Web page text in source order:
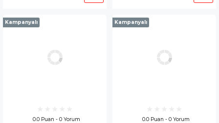
Kampanyalı
0.0 Puan - 0 Yorum
Kampanyalı
0.0 Puan - 0 Yorum